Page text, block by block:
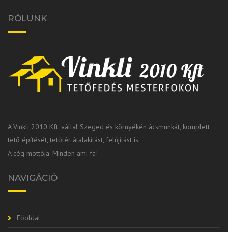
RÓLUNK
A Vinkli 2010 Kft. vállal Szeged és környékén ácsmunkát, komplett
tető építését, tetőtér átalakítást, felújítást is.
A cég mottója: Minden ami fa!
NAVIGÁCIÓ
Főoldal